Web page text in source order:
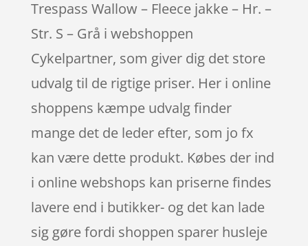
Trespass Wallow – Fleece jakke – Hr. –
Str. S – Grå i webshoppen
Cykelpartner, som giver dig det store
udvalg til de rigtige priser. Her i online
shoppens kæmpe udvalg finder
mange det de leder efter, som jo fx
kan være dette produkt. Købes der ind
i online webshops kan priserne findes
lavere end i butikker- og det kan lade
sig gøre fordi shoppen sparer husleje